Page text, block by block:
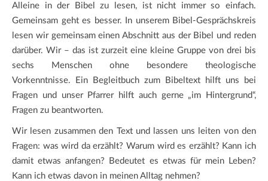
Alleine in der Bibel zu lesen, ist nicht immer so einfach.
Gemeinsam geht es besser. In unserem Bibel-Gesprächskreis
lesen wir gemeinsam einen Abschnitt aus der Bibel und reden
darüber. Wir – das ist zurzeit eine kleine Gruppe von drei bis
sechs Menschen ohne besondere theologische
Vorkenntnisse. Ein Begleitbuch zum Bibeltext hilft uns bei
Fragen und unser Pfarrer hilft auch gerne „im Hintergrund“,
Fragen zu beantworten.
Wir lesen zusammen den Text und lassen uns leiten von den
Fragen: was wird da erzählt? Warum wird es erzählt? Kann ich
damit etwas anfangen? Bedeutet es etwas für mein Leben?
Kann ich etwas davon in meinen Alltag nehmen?